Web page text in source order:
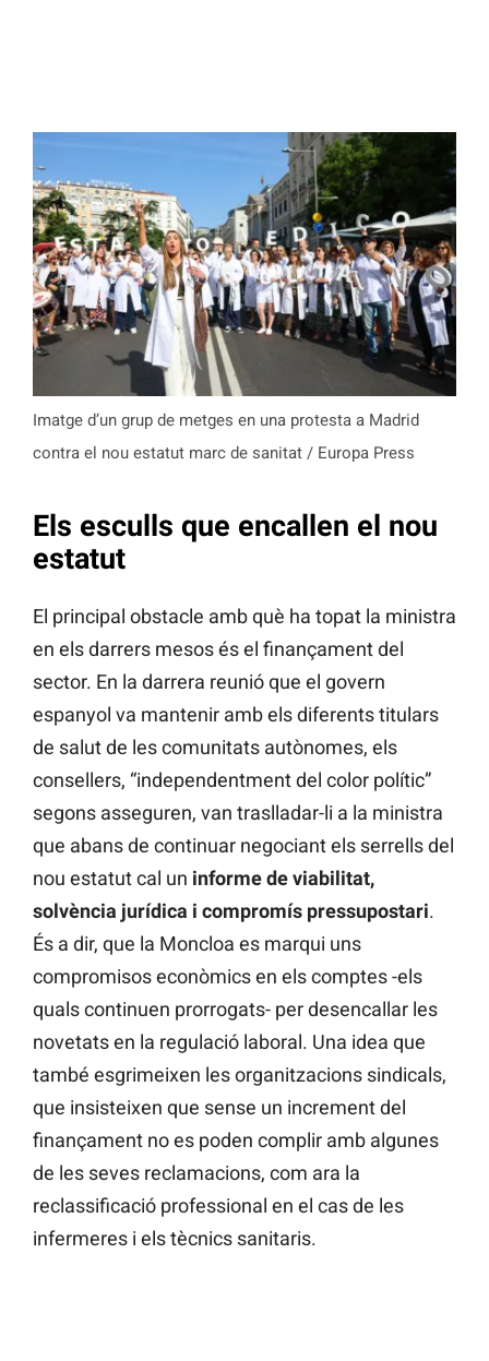
Imatge d’un grup de metges en una protesta a Madrid
contra el nou estatut marc de sanitat / Europa Press
Els esculls que encallen el nou
estatut
El principal obstacle amb què ha topat la ministra
en els darrers mesos és el finançament del
sector. En la darrera reunió que el govern
espanyol va mantenir amb els diferents titulars
de salut de les comunitats autònomes, els
consellers, “independentment del color polític”
segons asseguren, van traslladar-li a la ministra
que abans de continuar negociant els serrells del
nou estatut cal un informe de viabilitat,
solvència jurídica i compromís pressupostari.
És a dir, que la Moncloa es marqui uns
compromisos econòmics en els comptes -els
quals continuen prorrogats- per desencallar les
novetats en la regulació laboral. Una idea que
també esgrimeixen les organitzacions sindicals,
que insisteixen que sense un increment del
finançament no es poden complir amb algunes
de les seves reclamacions, com ara la
reclassificació professional en el cas de les
infermeres i els tècnics sanitaris.